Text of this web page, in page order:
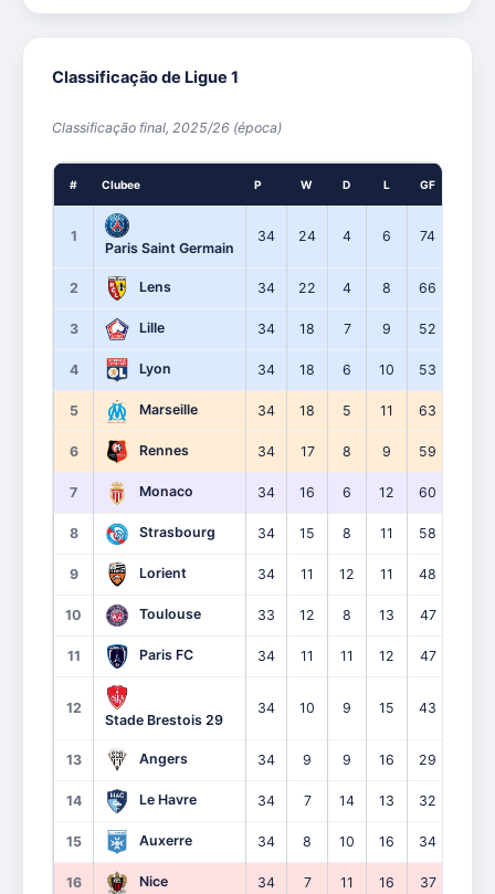
Classificação de Ligue 1
Classificação final, 2025/26 (época)
# Clubee P W D L GF
1
Paris Saint Germain
34 24 4 6 74
2 Lens 34 22 4 8 66
3 Lille 34 18 7 9 52
4 Lyon 34 18 6 10 53
5 Marseille 34 18 5 11 63
6 Rennes 34 17 8 9 59
7 Monaco 34 16 6 12 60
8 Strasbourg 34 15 8 11 58
9 Lorient 34 11 12 11 48
10 Toulouse 33 12 8 13 47
11 Paris FC 34 11 11 12 47
12
Stade Brestois 29
34 10 9 15 43
13 Angers 34 9 9 16 29
14 Le Havre 34 7 14 13 32
15 Auxerre 34 8 10 16 34
16 Nice 34 7 11 16 37